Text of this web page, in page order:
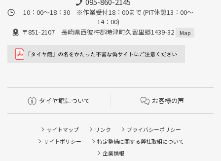
10：00～18：30 ※作業受付18：00まで (PIT休憩13：00～
14：00)
〒851-2107 長崎県西彼杵郡時津町久留里郷1439-32
Map
タイヤ館について お客様の声
サイトマップ リンク
プライバシーポリシー
サイトポリシー
特定整備に関する弊社取組について
企業情報
タイヤ点検・安全点検/タイヤ履き替え/オイル交換/その他